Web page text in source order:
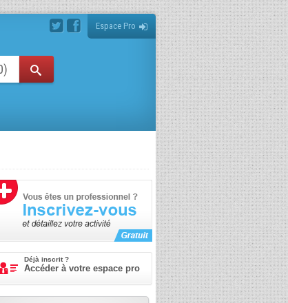
Espace Pro
Déjà inscrit ?
Accéder à votre espace pro